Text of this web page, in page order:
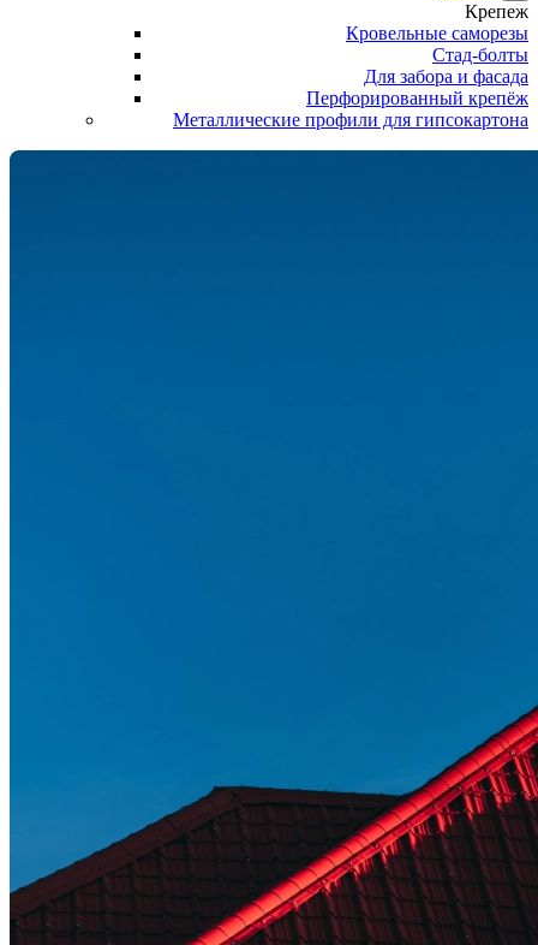
Крепеж
Кровельные саморезы
Стад-болты
Для забора и фасада
Перфорированный крепёж
Металлические профили для гипсокартона